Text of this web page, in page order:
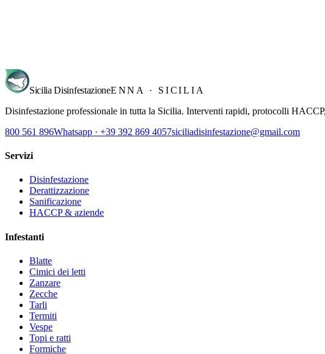
Richiedi sopralluogo
Sicilia DisinfestazioneENNA · SICILIA
Disinfestazione professionale in tutta la Sicilia. Interventi rapidi, protocolli
800 561 896Whatsapp · +39 392 869 4057siciliadisinfestazione@gmail.com
Servizi
Disinfestazione
Derattizzazione
Sanificazione
HACCP & aziende
Infestanti
Blatte
Cimici dei letti
Zanzare
Zecche
Tarli
Termiti
Vespe
Topi e ratti
Formiche